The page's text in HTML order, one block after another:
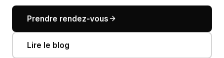
Prendre rendez-vous
Lire le blog